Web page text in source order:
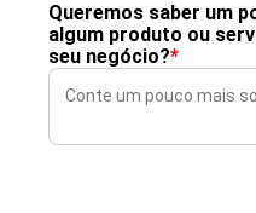
Queremos saber um
algum produto ou
seu negócio?*